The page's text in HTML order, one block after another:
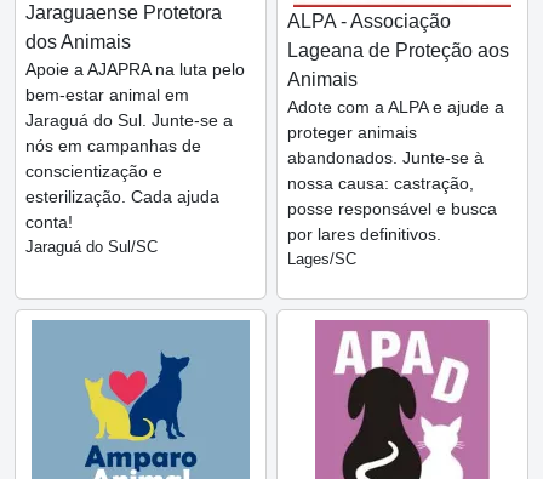
Jaraguaense Protetora
dos Animais
Apoie a AJAPRA na luta pelo
bem-estar animal em
Jaraguá do Sul. Junte-se a
nós em campanhas de
conscientização e
esterilização. Cada ajuda
conta!
Jaraguá do Sul/SC
ALPA - Associação
Lageana de Proteção aos
Animais
Adote com a ALPA e ajude a
proteger animais
abandonados. Junte-se à
nossa causa: castração,
posse responsável e busca
por lares definitivos.
Lages/SC